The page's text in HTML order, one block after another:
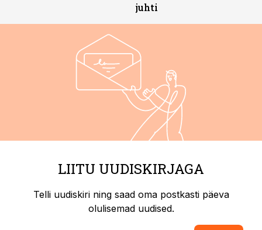
juhti
LIITU UUDISKIRJAGA
Telli uudiskiri ning saad oma postkasti päeva
olulisemad uudised.